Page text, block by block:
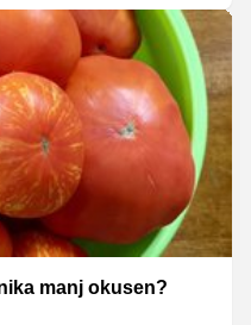
manj okusen?